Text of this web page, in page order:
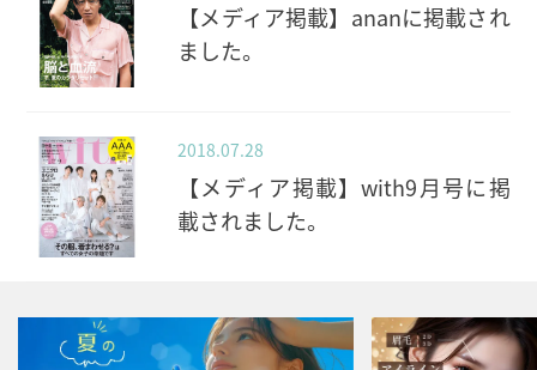
【メディア掲載】ananに掲載され
ました。
2018.07.28
【メディア掲載】with9月号に掲
載されました。